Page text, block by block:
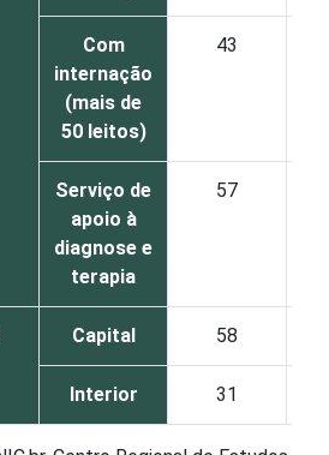
Com
internação
(mais de
50 leitos)
43
Serviço de
apoio à
diagnose e
terapia
57
Capital 58
Interior 31